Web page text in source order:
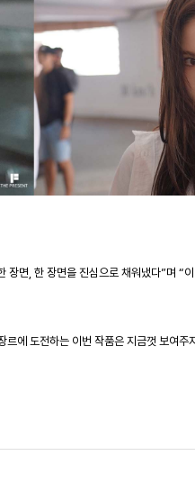
면, 한 장면을 진심으로 채워냈다”며
르에 도전하는 이번 작품은 지금껏 보여주지